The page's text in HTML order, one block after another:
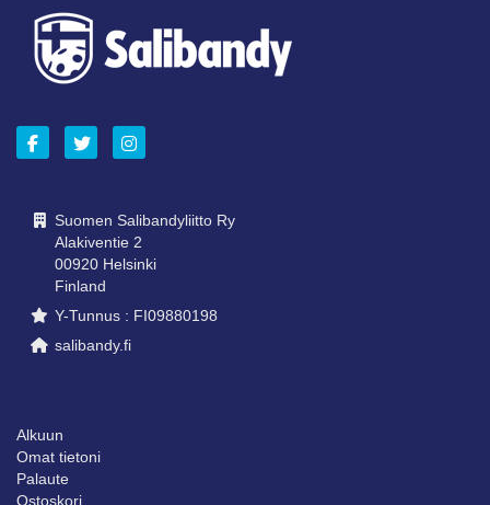
Suomen Salibandyliitto Ry
Alakiventie 2
00920 Helsinki
Finland
Y-Tunnus : FI09880198
salibandy.fi
Alkuun
Omat tietoni
Palaute
Ostoskori